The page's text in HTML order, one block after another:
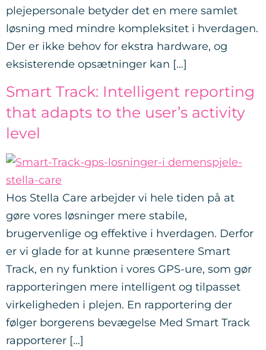
plejepersonale betyder det en mere samlet
løsning med mindre kompleksitet i hverdagen.
Der er ikke behov for ekstra hardware, og
eksisterende opsætninger kan […]
Smart Track: Intelligent reporting
that adapts to the user’s activity
level
Hos Stella Care arbejder vi hele tiden på at
gøre vores løsninger mere stabile,
brugervenlige og effektive i hverdagen. Derfor
er vi glade for at kunne præsentere Smart
Track, en ny funktion i vores GPS-ure, som gør
rapporteringen mere intelligent og tilpasset
virkeligheden i plejen. En rapportering der
følger borgerens bevægelse Med Smart Track
rapporterer […]